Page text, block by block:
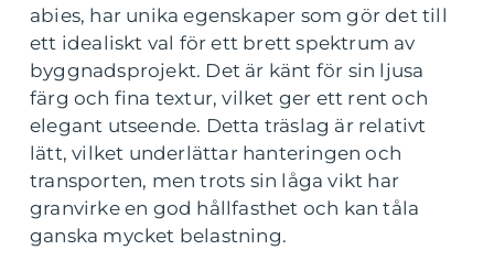
abies, har unika egenskaper som gör det till
ett idealiskt val för ett brett spektrum av
byggnadsprojekt. Det är känt för sin ljusa
färg och fina textur, vilket ger ett rent och
elegant utseende. Detta träslag är relativt
lätt, vilket underlättar hanteringen och
transporten, men trots sin låga vikt har
granvirke en god hållfasthet och kan tåla
ganska mycket belastning.